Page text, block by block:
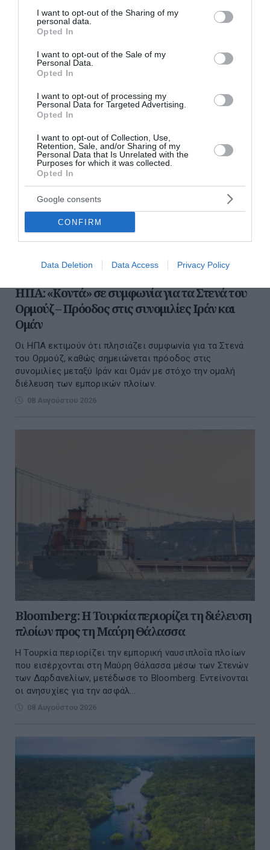
not limited to your visit or usage behaviour. You may click to
grant or deny consent to Google and its third-party tags to
use your data for below specified purposes in below Google
consent section.
I want to opt-out of the Sharing of my
personal data.
Opted In
I want to opt-out of the Sale of my
Personal Data.
Opted In
I want to opt-out of processing my
Personal Data for Targeted Advertising.
Opted In
I want to opt-out of Collection, Use,
Retention, Sale, and/or Sharing of my
Personal Data that Is Unrelated with the
Purposes for which it was collected.
Opted In
Google consents
CONFIRM
Data Deletion Data Access Privacy Policy
Πώς οι μακροχρόνια άνεργοι μπορούν να πάρουν σύνταξη
με δωρεάν ένσημα από την ΔΥΠΑ
ΟΛΕΣ ΟΙ ΕΙΔΗΣΕΙΣ →
ΗΠΑ: «Κοντά» σε συμφωνία για τα Στενά του
Ορμούζ – Πρόοδος στις συνομιλίες Ιράν και
Ομάν
Οι ΗΠΑ εκτιμούν ότι πλησιάζει συμφωνία για τα Στενά
του Ορμούζ, καθώς σημειώνεται πρόοδος στις
συνομιλίες μεταξύ Ιράν και Ομάν με στόχο την ομαλή
διέλευση των εμπορικών πλοίων.
08 Αυγούστου 2026
Bloomberg: Η Τουρκία περιορίζει τη διέλευση
πλοίων προς τη Μαύρη Θάλασσα
Η Τουρκία περιορίζει την εμπορική ναυσιπλοΐα πλοίων
που εισέρχονται στη Μαύρη Θάλασσα μέσω των Στενών
των Δαρδανελίων, μετέδωσε το Bloomberg. Eντείνονται
οι ανησυχίες για την ασφάλ...
08 Αυγούστου 2026